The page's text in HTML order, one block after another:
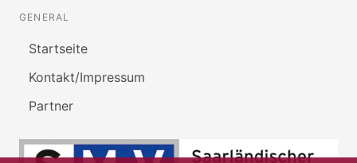
GENERAL
Startseite
Kontakt/Impressum
Partner